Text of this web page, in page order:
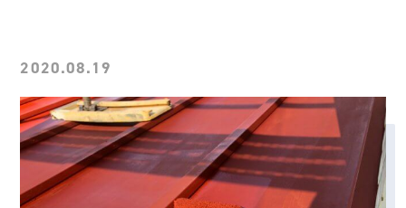
2020.08.19